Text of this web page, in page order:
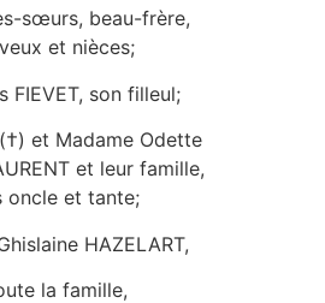
sœurs, beau-frère,
et nièces;
FIEVET, son filleul;
et Madame Odette
et leur famille,
oncle et tante;
HAZELART,
la famille,